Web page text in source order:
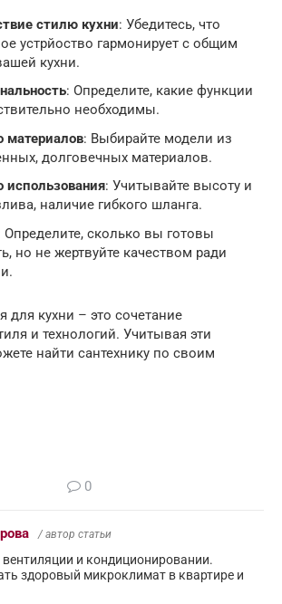
стилю кухни: Убедитесь, что
устрйоство гармонирует с общим
кухни.
: Определите, какие функции
необходимы.
материалов: Выбирайте модели из
долговечных материалов.
использования: Учитывайте высоту и
наличие гибкого шланга.
Определите, сколько вы готовы
но не жертвуйте качеством ради
для кухни – это сочетание
и технологий. Учитывая эти
найти сантехнику по своим
0
/ автор статьи
вентиляции и кондиционировании.
здоровый микроклимат в квартире и